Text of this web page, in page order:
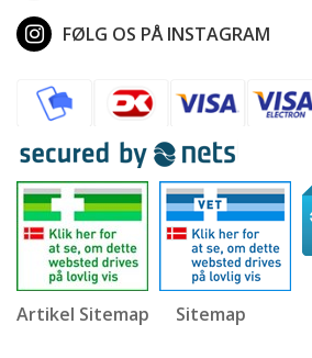
FØLG OS PÅ INSTAGRAM
Artikel Sitemap Sitemap